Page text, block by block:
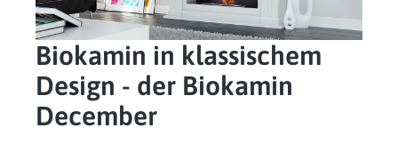
Biokamin in klassischem
Design - der Biokamin
December